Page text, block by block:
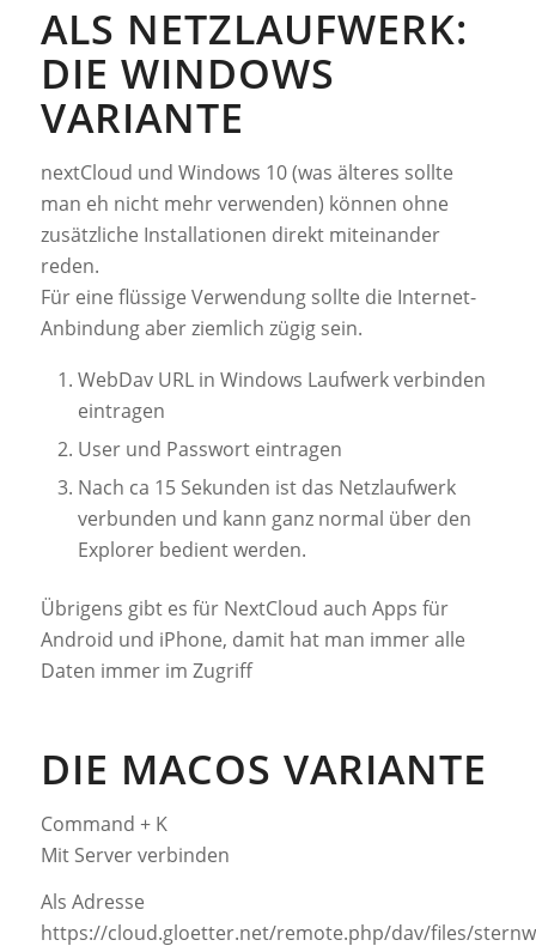
ALS NETZLAUFWERK:
DIE WINDOWS
VARIANTE
nextCloud und Windows 10 (was älteres sollte
man eh nicht mehr verwenden) können ohne
zusätzliche Installationen direkt miteinander
reden.
Für eine flüssige Verwendung sollte die Internet-
Anbindung aber ziemlich zügig sein.
WebDav URL in Windows Laufwerk verbinden
eintragen
User und Passwort eintragen
Nach ca 15 Sekunden ist das Netzlaufwerk
verbunden und kann ganz normal über den
Explorer bedient werden.
Übrigens gibt es für NextCloud auch Apps für
Android und iPhone, damit hat man immer alle
Daten immer im Zugriff
DIE MACOS VARIANTE
Command + K
Mit Server verbinden
Als Adresse
https://cloud.gloetter.net/remote.php/dav/files/